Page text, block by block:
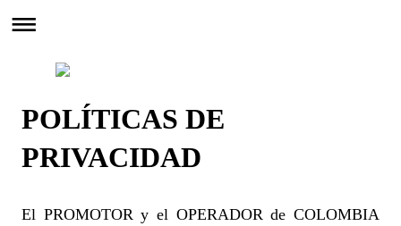
POLÍTICAS DE
PRIVACIDAD
El PROMOTOR y el OPERADOR de COLOMBIA